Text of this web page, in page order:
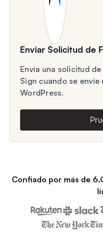
Enviar Solicitud de
Envía una solicitud
Sign cuando se
WordPress.
Confiado por más de